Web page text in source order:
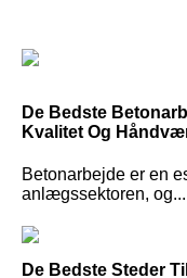
De Bedste
Kvalitet Og
Betonarbejde er en
anlægssektoren, og...
De Bedste Steder